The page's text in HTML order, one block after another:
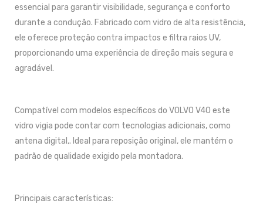
essencial para garantir visibilidade, segurança e conforto
durante a condução. Fabricado com vidro de alta resistência,
ele oferece proteção contra impactos e filtra raios UV,
proporcionando uma experiência de direção mais segura e
agradável.
Compatível com modelos específicos do VOLVO V40 este
vidro vigia pode contar com tecnologias adicionais, como
antena digital,. Ideal para reposição original, ele mantém o
padrão de qualidade exigido pela montadora.
Principais características: